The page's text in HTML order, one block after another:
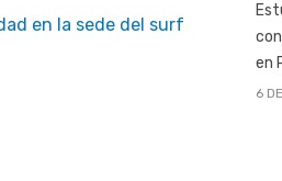
en la sede del surf
en
6